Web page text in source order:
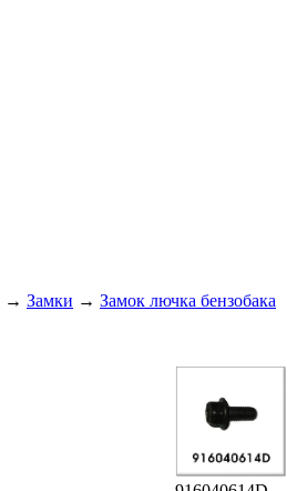
→ Замки → Замок лючка бензобака